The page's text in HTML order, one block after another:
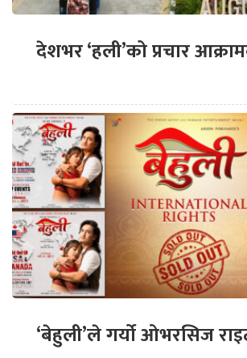
देशभर ‘हली’को प्रचार
‘बेहुली’ले गर्यो ओभरसिज